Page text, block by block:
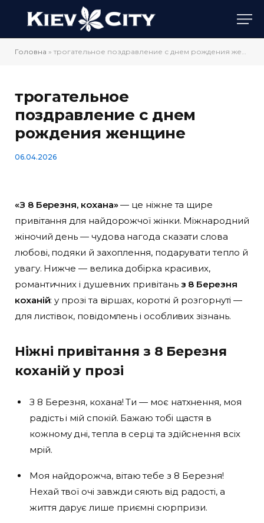
Головна » трогательное поздравление с днем рождения женщине
трогательное
поздравление с днем
рождения женщине
06.04.2026
«З 8 Березня, кохана»— це ніжне та щире
привітання для найдорожчої жінки. Міжнародний
жіночий день — чудова нагода сказати слова
любові, подяки й захоплення, подарувати тепло й
увагу. Нижче — велика добірка красивих,
романтичних і душевних привітань з 8 Березня
коханій: у прозі та віршах, короткі й розгорнуті —
для листівок, повідомлень і особливих зізнань.
Ніжні привітання з 8 Березня
коханій у прозі
З 8 Березня, кохана! Ти — моє натхнення, моя
радість і мій спокій. Бажаю тобі щастя в
кожному дні, тепла в серці та здійснення всіх
мрій.
Моя найдорожча, вітаю тебе з 8 Березня!
Нехай твої очі завжди сяють від радості, а
життя дарує лише приємні сюрпризи.